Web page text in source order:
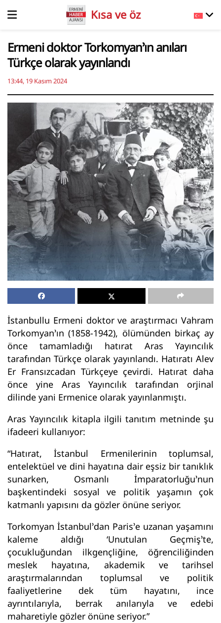
Kısa ve öz
Ermeni doktor Torkomyan’ın anıları
Türkçe olarak yayınlandı
13:44, 19 Kasım 2024
İstanbullu Ermeni doktor ve araştırmacı Vahram
Torkomyan’ın (1858-1942), ölümünden birkaç ay
önce tamamladığı hatırat Aras Yayıncılık
tarafından Türkçe olarak yayınlandı. Hatıratı Alev
Er Fransızcadan Türkçeye çevirdi. Hatırat daha
önce yine Aras Yayıncılık tarafından orjinal
dilinde yani Ermenice olarak yayınlanmıştı.
Aras Yayıncılık kitapla ilgili tanıtım metninde şu
ifadeeri kullanıyor:
“Hatırat, İstanbul Ermenilerinin toplumsal,
entelektüel ve dini hayatına dair eşsiz bir tanıklık
sunarken, Osmanlı İmparatorluğu’nun
başkentindeki sosyal ve politik yaşamın çok
katmanlı yapısını da gözler önüne seriyor.
Torkomyan İstanbul’dan Paris’e uzanan yaşamını
kaleme aldığı ‘Unutulan Geçmiş’te,
çocukluğundan ilkgençliğine, öğrenciliğinden
meslek hayatına, akademik ve tarihsel
araştırmalarından toplumsal ve politik
faaliyetlerine dek tüm hayatını, ince
ayrıntılarıyla, berrak anılarıyla ve edebi
maharetiyle gözler önüne seriyor.”